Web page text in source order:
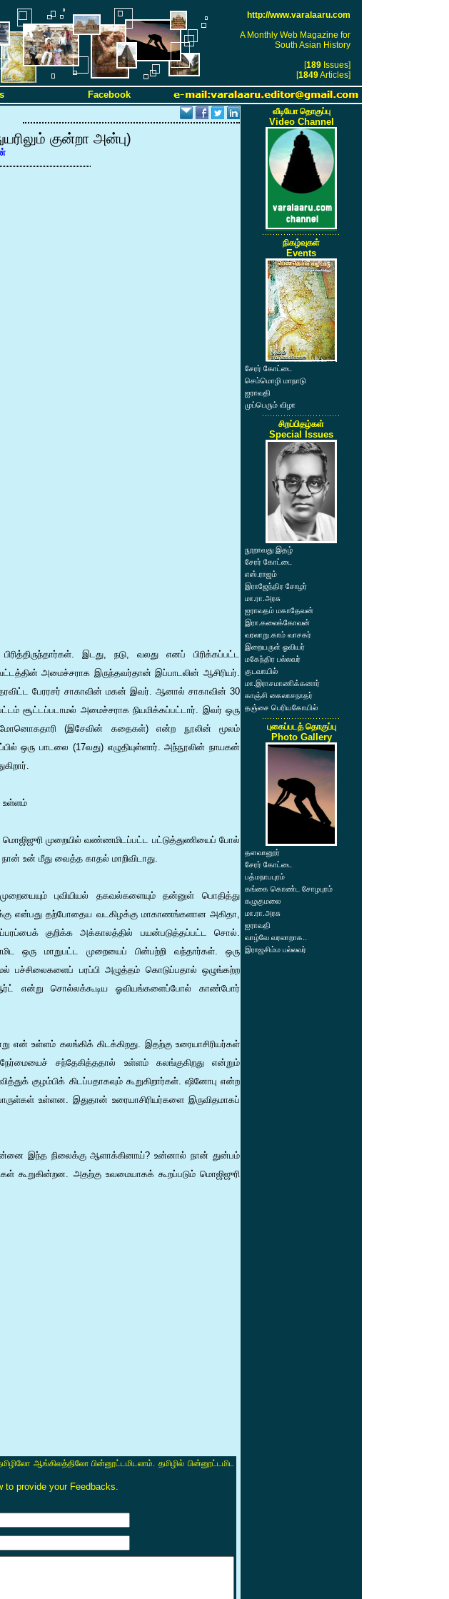
http://www.varalaaru.com
A Monthly Web Magazine for
South Asian History
[189Issues]
[1849Articles]
Facebook
குன்றா அன்பு)
இடது, நடு, வலது எனப் பிரிக்கப்பட்ட
அமைச்சராக இருந்தவர்தான் இப்பாடலின் ஆசிரியர்.
பேரரசர் சாகாவின் மகன் இவர். ஆனால் சாகாவின் 30
சூட்டப்படாமல் அமைச்சராக நியமிக்கப்பட்டார். இவர் ஒரு
மோனொகதாரி (இசேவின் கதைகள்) என்ற நூலின் மூலம்
ஒரு பாடலை (17வது) எழுதியுள்ளார். அந்நூலின் நாயகன்
உள்ளம்
மொஜிஜுரி முறையில் வண்ணமிடப்பட்ட பட்டுத்துணியைப் போல்
உன் மீது வைத்த காதல் மாறிவிடாது.
புவியியல் தகவல்களையும் தன்னுள் பொதித்து
என்பது தற்போதைய வடகிழக்கு மாகாணங்களான அகிதா,
குறிக்க அக்காலத்தில் பயன்படுத்தப்பட்ட சொல்.
ஒரு மாறுபட்ட முறையைப் பின்பற்றி வந்தார்கள். ஒரு
பச்சிலைகளைப் பரப்பி அழுத்தம் கொடுப்பதால் ஒழுங்கற்ற
ஆர்ட் என்று சொல்லக்கூடிய ஓவியங்களைப்போல் காண்போர்
உள்ளம் கலங்கிக் கிடக்கிறது. இதற்கு உரையாசிரியர்கள்
சந்தேகித்ததால் உள்ளம் கலங்குகிறது என்றும்
குழம்பிக் கிடப்பதாகவும் கூறுகிறார்கள். ஷினோபு என்ற
உள்ளன. இதுதான் உரையாசிரியர்களை இருவிதமாகப்
இந்த நிலைக்கு ஆளாக்கினாய்? உன்னால் நான் துன்பம்
கூறுகின்றன. அதற்கு உவமையாகக் கூறப்படும் மொஜிஜுரி
ஆங்கிலத்திலோ பின்னூட்டமிடலாம். தமிழில் பின்னூட்டமிட
to provide your Feedbacks.
வீடியோ தொகுப்பு
Video Channel
நிகழ்வுகள்
Events
சேரர் கோட்டை
செம்மொழி மாநாடு
ஐராவதி
முப்பெரும் விழா
சிறப்பிதழ்கள்
Special Issues
நூறாவது இதழ்
சேரர் கோட்டை
எஸ்.ராஜம்
இராஜேந்திர சோழர்
மா.ரா.அரசு
ஐராவதம் மகாதேவன்
இரா.கலைக்கோவன்
வரலாறு.காம் வாசகர்
இறையருள் ஓவியர்
மகேந்திர பல்லவர்
குடவாயில்
மா.இராசமாணிக்கனார்
காஞ்சி கைலாசநாதர்
தஞ்சை பெரியகோயில்
புகைப்படத் தொகுப்பு
Photo Gallery
தளவானூர்
சேரர் கோட்டை
பத்மநாபபுரம்
கங்கை கொண்ட சோழபுரம்
கழுகுமலை
மா.ரா.அரசு
ஐராவதி
வாழ்வே வரலாறாக..
இராஜசிம்ம பல்லவர்